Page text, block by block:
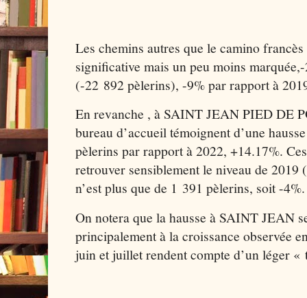
Les chemins autres que le camino
significative mais un peu moins
(-22 892 pèlerins), -9% par rapport à
En revanche , à SAINT JEAN PIED DE
bureau d’accueil témoignent d’une
pèlerins par rapport à 2022, +14.17%.
retrouver sensiblement le niveau de
n’est plus que de 1 391 pèlerins, soit -4%.
On notera que la hausse à SAINT JEAN
principalement à la croissance observée
juin et juillet rendent compte d’un léger «